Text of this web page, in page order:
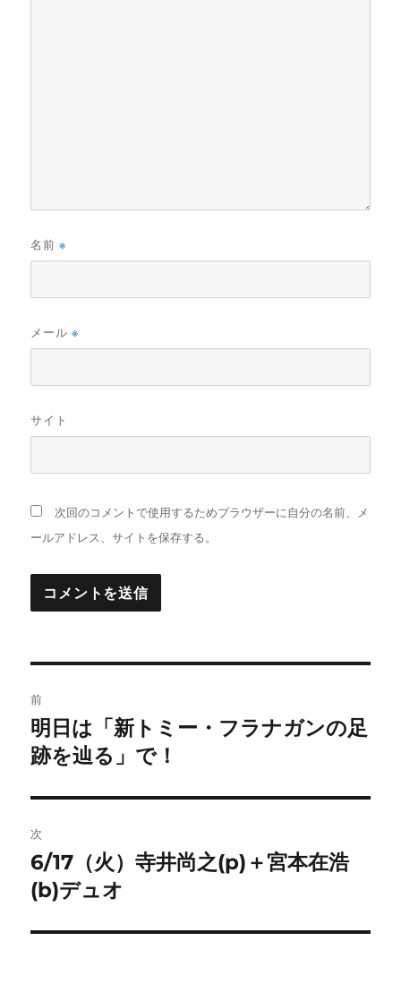
名前※
メール※
サイト
次回のコメントで使用するためブラウザーに自分の名前、メ
ールアドレス、サイトを保存する。
稿
ナ
ビ
ゲ
ー
シ
前
前
の
稿:
明日は「新トミー・フラナガンの足
跡を辿る」で！
次
次
の
稿:
6/17（火）寺井尚之(p)＋宮本在浩
(b)デュオ